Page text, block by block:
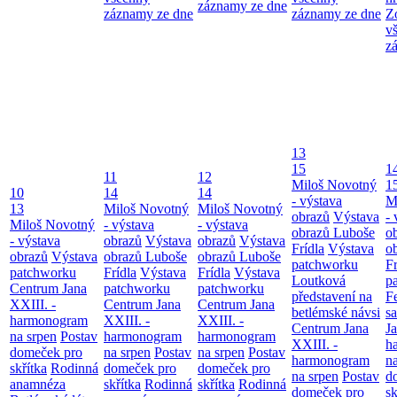
záznamy ze dne
záznamy ze dne
záznamy ze dne
10
13
Miloš Novotný
- výstava
obrazů Výstava
patchworku
Centrum Jana
XXIII. -
harmonogram
na srpen Postav
domeček pro
skřítka Rodinná
anamnéza
11
14
Miloš Novotný
- výstava
obrazů Výstava
obrazů Luboše
Frídla Výstava
patchworku
Centrum Jana
XXIII. -
harmonogram
na srpen Postav
domeček pro
skřítka Rodinná
12
14
Miloš Novotný
- výstava
obrazů Výstava
obrazů Luboše
Frídla Výstava
patchworku
Centrum Jana
XXIII. -
harmonogram
na srpen Postav
domeček pro
skřítka Rodinná
13
15
Miloš Novotný
- výstava
obrazů Výstava
obrazů Luboše
Frídla Výstava
patchworku
Loutková
představení na
betlémské návsi
Centrum Jana
XXIII. -
harmonogram
na srpen Postav
domeček pro
-